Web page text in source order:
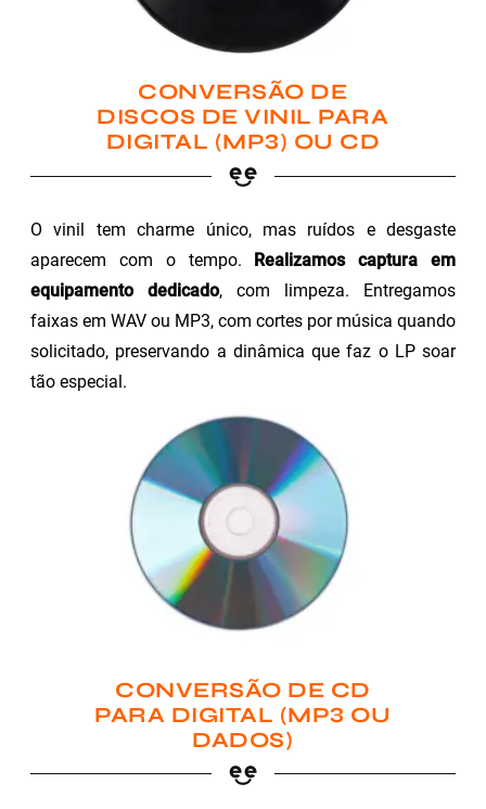
CONVERSÃO DE
DISCOS DE VINIL PARA
DIGITAL (MP3) OU CD
O vinil tem charme único, mas ruídos e desgaste
aparecem com o tempo.
Realizamos captura em
equipamento dedicado, com limpeza. Entregamos
faixas em WAV ou MP3, com cortes por música quando
solicitado, preservando a dinâmica que faz o LP soar
tão especial.
CONVERSÃO DE CD
PARA DIGITAL (MP3 OU
DADOS)